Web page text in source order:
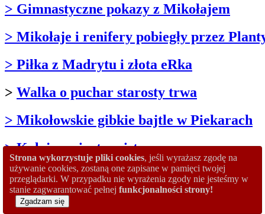
Strona wykorzystuje pliki cookies, jeśli wyrażasz zgodę na
używanie cookies, zostaną one zapisane w pamięci twojej
przeglądarki. W przypadku nie wyrażenia zgody nie jesteśmy w
stanie zagwarantować pełnej funkcjonalności strony!
Zgadzam się
> Gimnastyczne pokazy z Mikołajem
> Mikołaje i renifery pobiegły przez
> Piłka z Madrytu i złota eRka
> Walka o puchar starosty trwa
> Mikołowskie gibkie bajtle w Piekarach
> Kolejna wizyta mistrza
> Jesień z badmintonem
> Wszyscy zostali zwycięzcami